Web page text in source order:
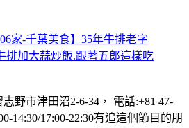
家-千葉美食】35年牛排老字
排加大蒜炒飯.跟著五郎這樣吃
野市津田沼2-6-34， 電話:+81 47-
14:30/17:00-22:30有追這個節目的朋